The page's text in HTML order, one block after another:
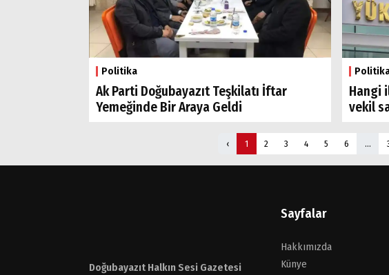
Politika
Ak Parti Doğubayazıt Teşkilatı İftar
Yemeğinde Bir Araya Geldi
Hangi
vekil
‹ 1 2 3 4 5 6 ...
Doğubayazıt Halkın Sesi Gazetesi
Sayfalar
Hakkımızda
Künye